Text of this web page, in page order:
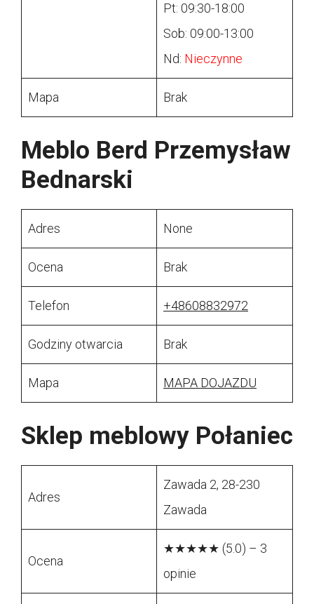
Pt: 09:30-18:00
Sob: 09:00-13:00
Nd: Nieczynne
Mapa Brak
Meblo Berd Przemysław
Bednarski
Adres None
Ocena Brak
Telefon +48608832972
Godziny otwarcia Brak
Mapa MAPA DOJAZDU
Sklep meblowy Połaniec
Adres
Zawada 2, 28-230
Zawada
Ocena
★★★★★ (5.0) – 3
opinie